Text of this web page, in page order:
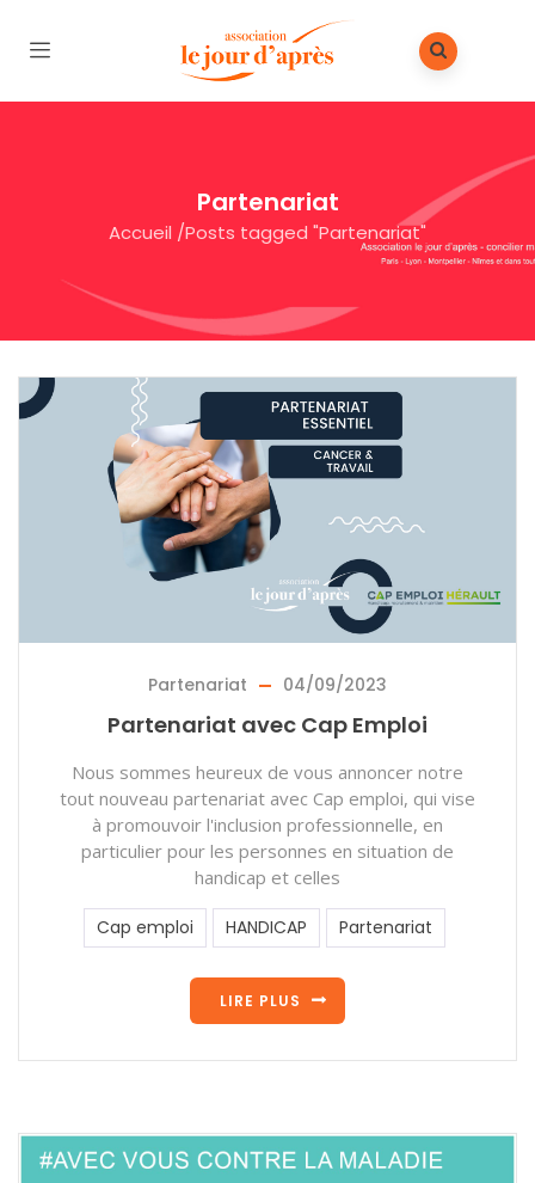
Partenariat
Accueil /Posts tagged "Partenariat"
Partenariat 04/09/2023
Partenariat avec Cap Emploi
Nous sommes heureux de vous annoncer notre
tout nouveau partenariat avec Cap emploi, qui vise
à promouvoir l'inclusion professionnelle, en
particulier pour les personnes en situation de
handicap et celles
Cap emploi HANDICAP Partenariat
LIRE PLUS